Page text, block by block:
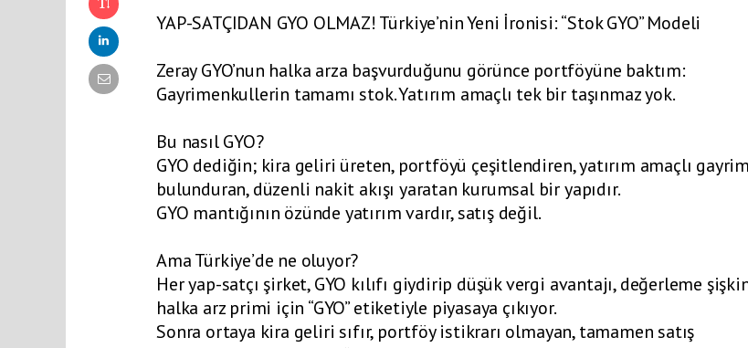
YAP-SATÇIDAN GYO OLMAZ! Türkiye’nin Yeni İronisi: “Stok GYO” Modeli
Zeray GYO’nun halka arza başvurduğunu görünce portföyüne baktım:
Gayrimenkullerin tamamı stok. Yatırım amaçlı tek bir taşınmaz yok.
Bu nasıl GYO?
GYO dediğin; kira geliri üreten, portföyü çeşitlendiren, yatırım amaçlı
bulunduran, düzenli nakit akışı yaratan kurumsal bir yapıdır.
GYO mantığının özünde yatırım vardır, satış değil.
Ama Türkiye’de ne oluyor?
Her yap-satçı şirket, GYO kılıfı giydirip düşük vergi avantajı, değerleme
halka arz primi için “GYO” etiketiyle piyasaya çıkıyor.
Sonra ortaya kira geliri sıfır, portföy istikrarı olmayan, tamamen satış